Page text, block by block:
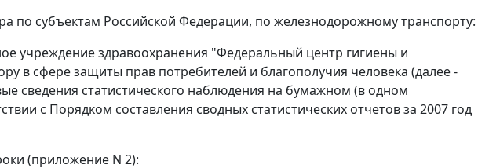
по субъектам Российской Федерации, по железнодорожному транспорту:
учреждение здравоохранения "Федеральный центр гигиены и
в сфере защиты прав потребителей и благополучия человека (далее -
сведения статистического наблюдения на бумажном (в одном
с Порядком составления сводных статистических отчетов за 2007 год
(приложение N 2):